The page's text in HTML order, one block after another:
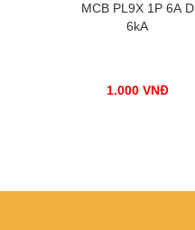
MCB PL9X 1P 6A D
6kA
1.000 VNĐ